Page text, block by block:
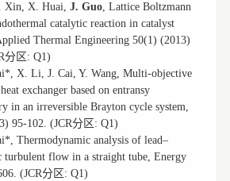
Xin, X. Huai, J. Guo, Lattice Boltzmann
catalytic reaction in catalyst
Thermal Engineering 50(1) (2013)
分区: Q1)
X. Li, J. Cai, Y. Wang, Multi-objective
exchanger based on entransy
in an irreversible Brayton cycle system,
95-102. (JCR分区: Q1)
Thermodynamic analysis of lead–
turbulent flow in a straight tube, Energy
(JCR分区: Q1)